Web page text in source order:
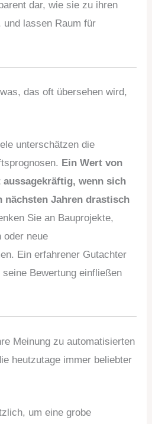
dar, wie sie zu ihren
und lassen Raum für
das oft übersehen wird,
unterschätzen die
Ein Wert von
wenn sich
nächsten Jahren drastisch
Sie an Bauprojekte,
oder neue
Ein erfahrener Gutachter
Bewertung einfließen
Meinung zu automatisierten
heutzutage immer beliebter
um eine grobe